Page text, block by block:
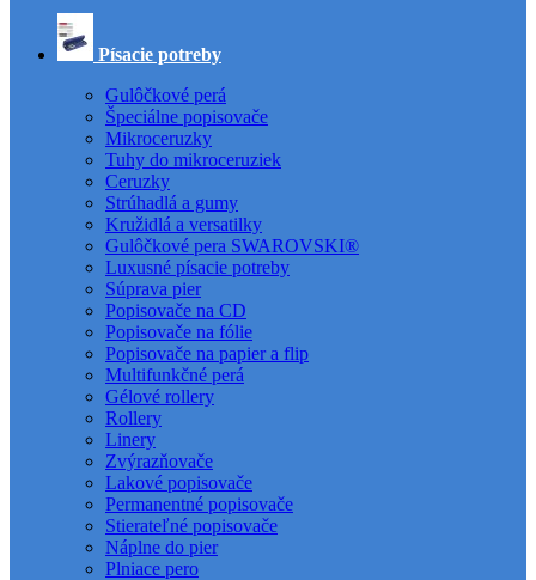
Písacie potreby
Gulôčkové perá
Špeciálne popisovače
Mikroceruzky
Tuhy do mikroceruziek
Ceruzky
Strúhadlá a gumy
Kružidlá a versatilky
Gulôčkové pera SWAROVSKI®
Luxusné písacie potreby
Súprava pier
Popisovače na CD
Popisovače na fólie
Popisovače na papier a flip
Multifunkčné perá
Gélové rollery
Rollery
Linery
Zvýrazňovače
Lakové popisovače
Permanentné popisovače
Stierateľné popisovače
Náplne do pier
Plniace pero